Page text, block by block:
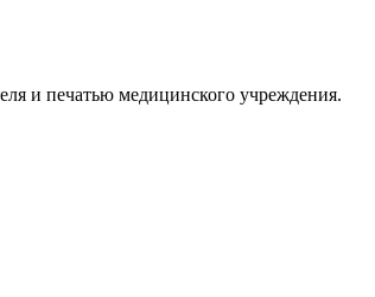
и печатью медицинского учреждения.